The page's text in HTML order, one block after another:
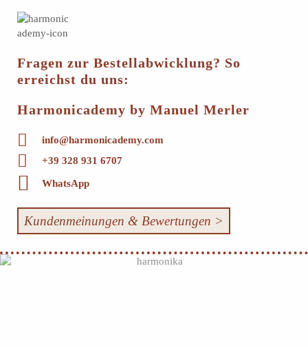
Fragen zur Bestellabwicklung? So
erreichst du uns:
Harmonicademy by Manuel Merler
info@harmonicademy.com
+39 328 931 6707
WhatsApp
Kundenmeinungen & Bewertungen >